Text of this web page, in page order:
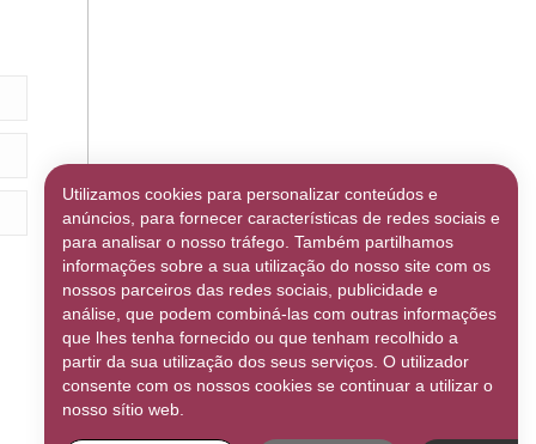
Utilizamos cookies para personalizar conteúdos e
anúncios, para fornecer características de redes sociais e
para analisar o nosso tráfego. Também partilhamos
informações sobre a sua utilização do nosso site com os
nossos parceiros das redes sociais, publicidade e
análise, que podem combiná-las com outras informações
que lhes tenha fornecido ou que tenham recolhido a
partir da sua utilização dos seus serviços. O utilizador
consente com os nossos cookies se continuar a utilizar o
nosso sítio web.